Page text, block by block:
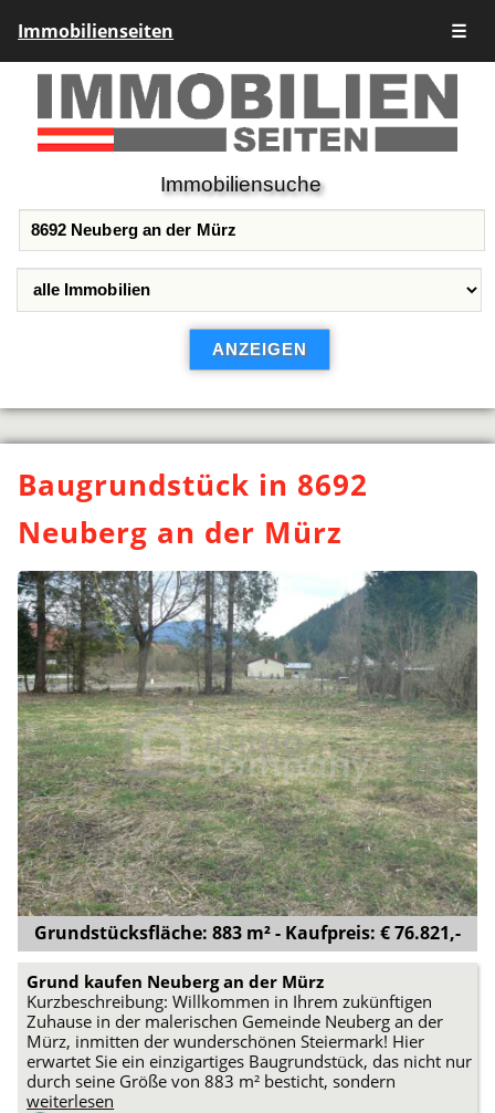
Immobilienseiten ☰
Immobiliensuche
Baugrundstück in 8692
Neuberg an der Mürz
Grundstücksfläche: 883 m² - Kaufpreis: € 76.821,-
Grund kaufen Neuberg an der Mürz
Kurzbeschreibung: Willkommen in Ihrem zukünftigen
Zuhause in der malerischen Gemeinde Neuberg an der
Mürz, inmitten der wunderschönen Steiermark! Hier
erwartet Sie ein einzigartiges Baugrundstück, das nicht nur
durch seine Größe von 883 m² besticht, sondern
weiterlesen